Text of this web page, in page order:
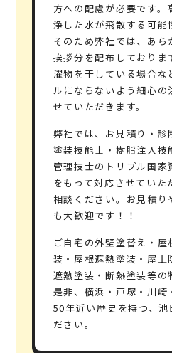
方への配慮が必要です。
浄した水が飛散する可能
そのため弊社では、あ
挨拶分を配布しておりま
濯物を干している場合な
ルにならないよう細心の
せていただきます。
弊社では、 お見積り・診
塗装技能士・樹脂注入技
管理技士の トリプル国
をもって対応させていた
相談ください。お見積り
も大歓迎です！！
ご自宅の外壁塗替え・屋
装・屋根遮熱塗装・屋上
遮熱塗装・断熱塗装等の
是非、横浜・戸塚・川崎
50年近い歴史を持つ、池
ださい。